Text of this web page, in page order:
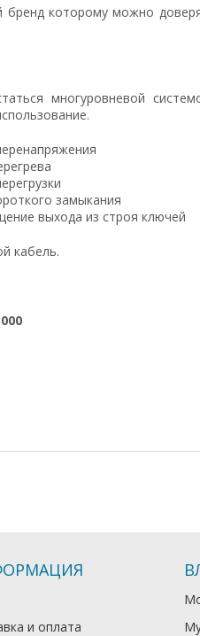
которому можно
многуровневой
замыкания
выхода из строя ключей
кабель.
и оплата